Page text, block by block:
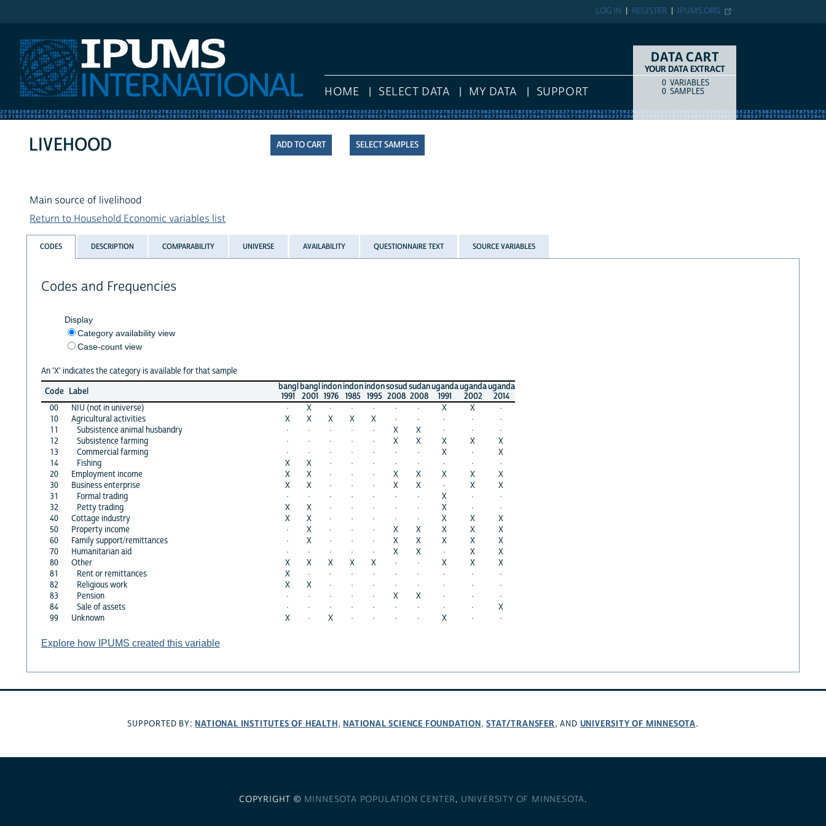
IPUMS.ORG
REGISTER
LOG IN
HOME SELECT DATA MY DATA SUPPORT
DATA CART
YOUR DATA EXTRACT
COUNTITEM TYPE
0 VARIABLES
0 SAMPLES
SELECT SAMPLES
LIVEHOOD
Main source of livelihood
Return to Household Economic variables list
CODES DESCRIPTION COMPARABILITY UNIVERSE AVAILABILITY QUESTIONNAIRE TEXT SOURCE VARIABLES
Codes and Frequencies
Display
Category availability view
Case-count view
An 'X' indicates the category is available for that sample
Code Label
bangl
1991
bangl
2001
indon
1976
indon
1985
indon
1995
sosud
2008
sudan
2008
uganda
1991
uganda
2002
uganda
2014
00
NIU (not in universe) · X · · · · · X X
·
10
Agricultural activities X X X X X · · · ·
·
11
Subsistence animal husbandry · · · · · X X · ·
·
12
Subsistence farming · · · · · X X X X
X
13
Commercial farming · · · · · · · X ·
X
14
Fishing X X · · · · · · ·
·
20
Employment income X X · · · X X X X
X
30
Business enterprise X X · · · X X · X
X
31
Formal trading · · · · · · · X ·
·
32
Petty trading X X · · · · · X ·
·
40
Cottage industry X X · · · · · X X
X
50
Property income · X · · · X X X X
X
60
Family support/remittances · X · · · X X X X
X
70
Humanitarian aid · · · · · X X · X
X
80
Other X X X X X · · X X
X
81
Rent or remittances X · · · · · · · ·
·
82
Religious work X X · · · · · · ·
·
83
Pension · · · · · X X · ·
·
84
Sale of assets · · · · · · · · ·
X
99
Unknown X · X · · · · X · ·
Explore how IPUMS created this variable
SUPPORTED BY: NATIONAL INSTITUTES OF HEALTH, NATIONAL SCIENCE FOUNDATION,STAT/TRANSFER, AND UNIVERSITY OF MINNESOTA.
COPYRIGHT © MINNESOTA POPULATION CENTER, UNIVERSITY OF MINNESOTA.